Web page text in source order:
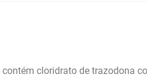
cloridrato de trazodona